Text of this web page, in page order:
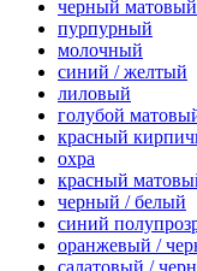
черный
пурпурный
молочный
синий / желтый
лиловый
голубой
красный
охра
красный
черный / белый
синий
оранжевый /
салатовый /